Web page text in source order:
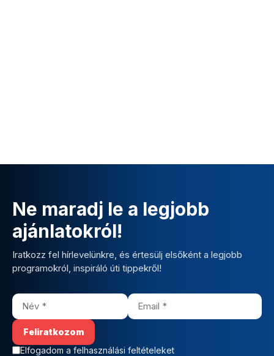
Ne maradj le a legjobb
ajánlatokról!
Iratkozz fel hírlevelünkre, és értesülj elsőként a legjobb
programokról, inspiráló úti tippekről!
Elfogadom a felhasználási feltételeket